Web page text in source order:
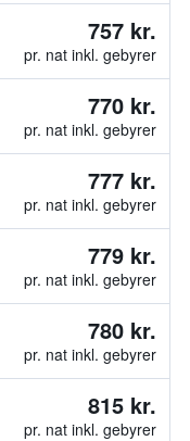
757 kr.
pr. nat inkl. gebyrer
770 kr.
pr. nat inkl. gebyrer
777 kr.
pr. nat inkl. gebyrer
779 kr.
pr. nat inkl. gebyrer
780 kr.
pr. nat inkl. gebyrer
815 kr.
pr. nat inkl. gebyrer